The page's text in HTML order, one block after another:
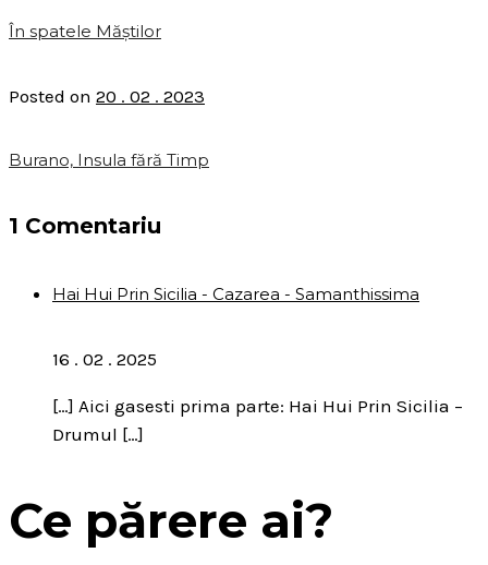
În spatele Măștilor
Posted on 20 . 02 . 2023
Burano, Insula fără Timp
1 Comentariu
Hai Hui Prin Sicilia - Cazarea - Samanthissima
16 . 02 . 2025
[…] Aici gasesti prima parte: Hai Hui Prin Sicilia –
Drumul […]
Ce părere ai?